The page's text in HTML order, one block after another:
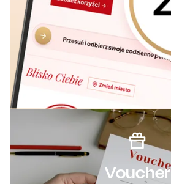
Voucher